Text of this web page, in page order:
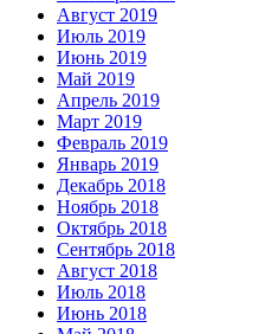
Август 2019
Июль 2019
Июнь 2019
Май 2019
Апрель 2019
Март 2019
Февраль 2019
Январь 2019
Декабрь 2018
Ноябрь 2018
Октябрь 2018
Сентябрь 2018
Август 2018
Июль 2018
Июнь 2018